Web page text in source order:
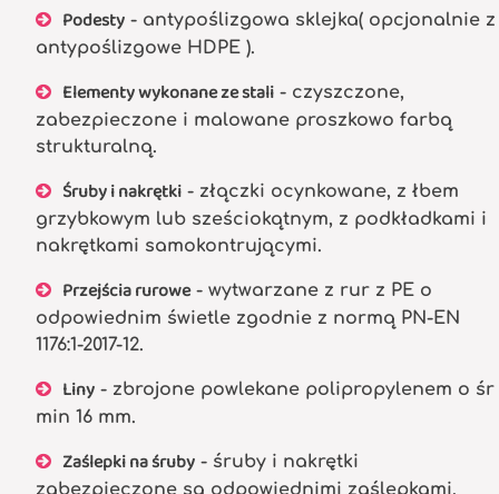
Podesty - antypoślizgowa sklejka( opcjonalnie z
antypoślizgowe HDPE ).
Elementy wykonane ze stali - czyszczone,
zabezpieczone i malowane proszkowo farbą
strukturalną.
Śruby i nakrętki - złączki ocynkowane, z łbem
grzybkowym lub sześciokątnym, z podkładkami i
nakrętkami samokontrującymi.
Przejścia rurowe- wytwarzane z rur z PE o
odpowiednim świetle zgodnie z normą PN-EN
1176:1-2017-12.
Liny - zbrojone powlekane polipropylenem o śr
min 16 mm.
Zaślepki na śruby - śruby i nakrętki
zabezpieczone są odpowiednimi zaślepkami.